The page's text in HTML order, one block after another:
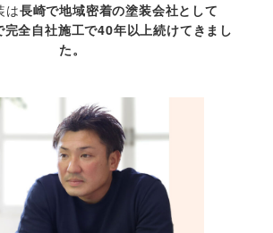
は長崎で地域密着の塗装会社として
完全自社施工で40年以上続けてきまし
た。